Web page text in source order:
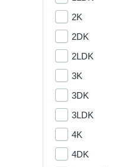
2K
2DK
2LDK
3K
3DK
3LDK
4K
4DK